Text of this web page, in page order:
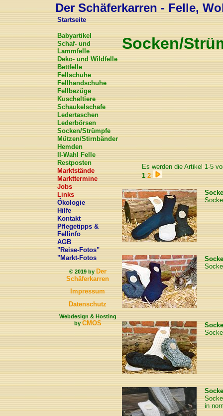
Der Schäferkarren - Felle,
Startseite
Babyartikel
Schaf- und
Lammfelle
Deko- und Wildfelle
Bettfelle
Fellschuhe
Fellhandschuhe
Fellbezüge
Kuscheltiere
Schaukelschafe
Ledertaschen
Lederbörsen
Socken/Strümpfe
Mützen/Stirnbänder
Hemden
II-Wahl Felle
Restposten
Marktstände
Markttermine
Jobs
Links
Ökologie
Hilfe
Kontakt
Pflegetipps &
Fellinfo
AGB
"Reise-Fotos"
"Markt-Fotos
© 2019 byDer
Schäferkarren
Impressum
Datenschutz
Webdesign & Hosting
byCMOS
Socken/
Es werden die Artikel 1-5
1 2
in